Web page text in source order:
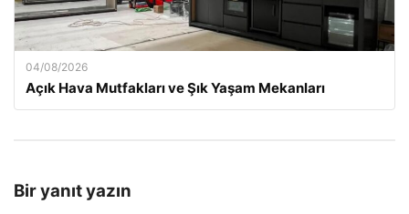
04/08/2026
Açık Hava Mutfakları ve Şık Yaşam Mekanları
Bir yanıt yazın